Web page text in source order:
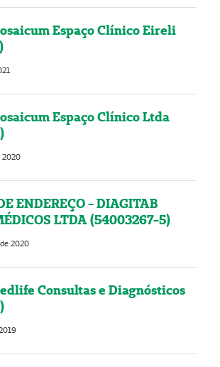
Espaço Clínico Eireli
Espaço Clínico Ltda
2020
ENDEREÇO - DIAGITAB
LTDA (54003267-5)
2020
Consultas e Diagnósticos